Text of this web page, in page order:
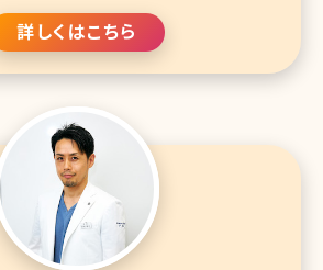
詳しくはこちら